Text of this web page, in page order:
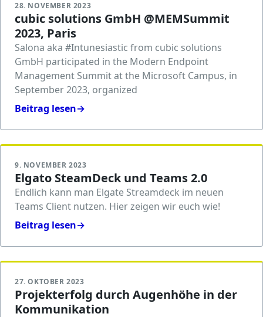
28. NOVEMBER 2023
cubic solutions GmbH @MEMSummit
2023, Paris
Salona aka #Intunesiastic from cubic solutions
GmbH participated in the Modern Endpoint
Management Summit at the Microsoft Campus, in
September 2023, organized
Beitrag lesen→
9. NOVEMBER 2023
Elgato SteamDeck und Teams 2.0
Endlich kann man Elgate Streamdeck im neuen
Teams Client nutzen. Hier zeigen wir euch wie!
Beitrag lesen→
27. OKTOBER 2023
Projekterfolg durch Augenhöhe in der
Kommunikation